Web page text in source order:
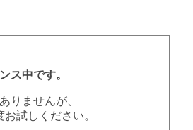
ス中です。
りませんが、
試しください。